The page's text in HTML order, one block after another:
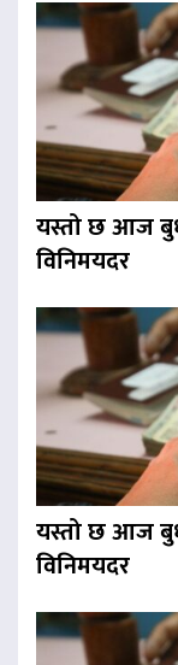
यस्तो छ आज
विनिमयदर
यस्तो छ आज
विनिमयदर